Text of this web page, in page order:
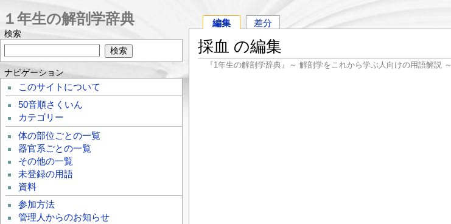
編集 差分
採血 の編集
『1年生の解剖学辞典』～ 解剖学をこれから学ぶ人向けの用語解説 ～
１年生の解剖学辞典
検索
ナビゲーション
このサイトについて
50音順さくいん
カテゴリー
体の部位ごとの一覧
器官系ごとの一覧
その他の一覧
未登録の用語
資料
参加方法
管理人からのお知らせ